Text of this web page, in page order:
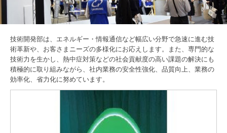
技術開発部は、エネルギー・情報通信など幅広い分野で急速に進む技
術革新や、お客さまニーズの多様化にお応えします。また、専門的な
技術力を生かし、熱中症対策などの社会貢献度の高い課題の解決にも
積極的に取り組みながら、社内業務の安全性強化、品質向上、業務の
効率化、省力化に努めています。